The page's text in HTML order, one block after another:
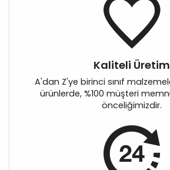
Kaliteli Üretim
A'dan Z'ye birinci sınıf
ürünlerde, %100 müşteri
önceliğimizdir.